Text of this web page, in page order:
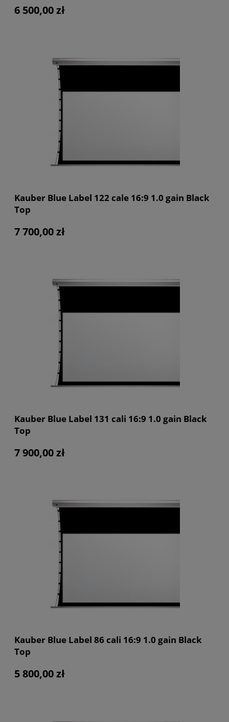
6 500,00 zł
Kauber Blue Label 122 cale 16:9 1.0 gain Black
Top
7 700,00 zł
Kauber Blue Label 131 cali 16:9 1.0 gain Black
Top
7 900,00 zł
Kauber Blue Label 86 cali 16:9 1.0 gain Black
Top
5 800,00 zł